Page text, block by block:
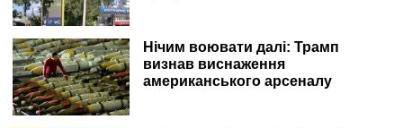
Нічим воювати далі: Трамп
визнав виснаження
американського арсеналу